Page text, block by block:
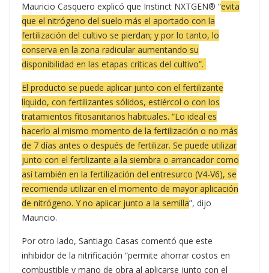
Mauricio Casquero explicó que Instinct NXTGEN® “evita
que el nitrógeno del suelo más el aportado con la
fertilización del cultivo se pierdan; y por lo tanto, lo
conserva en la zona radicular aumentando su
disponibilidad en las etapas críticas del cultivo”.
El producto se puede aplicar junto con el fertilizante
líquido, con fertilizantes sólidos, estiércol o con los
tratamientos fitosanitarios habituales. “Lo ideal es
hacerlo al mismo momento de la fertilización o no más
de 7 días antes o después de fertilizar. Se puede utilizar
junto con el fertilizante a la siembra o arrancador como
así también en la fertilización del entresurco (V4-V6), se
recomienda utilizar en el momento de mayor aplicación
de nitrógeno. Y no aplicar junto a la semilla”, dijo
Mauricio.
Por otro lado, Santiago Casas comentó que este
inhibidor de la nitrificación “permite ahorrar costos en
combustible y mano de obra al aplicarse junto con el